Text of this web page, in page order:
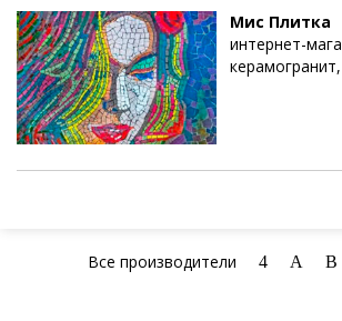
Мис Плитка
интернет-
Все производители 4 A B